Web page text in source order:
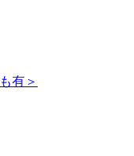
有＞